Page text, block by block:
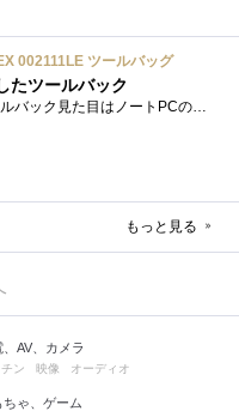
002111LE ツールバッグ
たツールバック
もっと見る
、AV、カメラ
ン 映像 オーディオ
ちゃ、ゲーム